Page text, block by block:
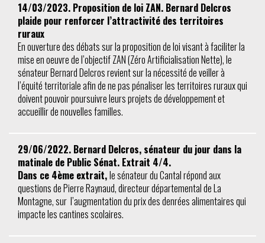
14/03/2023. Proposition de loi ZAN. Bernard Delcros
plaide pour renforcer l’attractivité des territoires
ruraux
En ouverture des débats sur la proposition de loi visant à faciliter la
mise en oeuvre de l’objectif ZAN (Zéro Artificialisation Nette), le
sénateur Bernard Delcros revient sur la nécessité de veiller à
l’équité territoriale afin de ne pas pénaliser les territoires ruraux qui
doivent pouvoir poursuivre leurs projets de développement et
accueillir de nouvelles familles.
29/06/2022. Bernard Delcros, sénateur du jour dans la
matinale de Public Sénat. Extrait 4/4.
Dans ce 4ème extrait,le sénateur du Cantal répond aux
questions de Pierre Raynaud, directeur départemental de La
Montagne, sur l’augmentation du prix des denrées alimentaires qui
impacte les cantines scolaires.